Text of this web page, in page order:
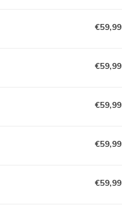
€59,99
€59,99
€59,99
€59,99
€59,99